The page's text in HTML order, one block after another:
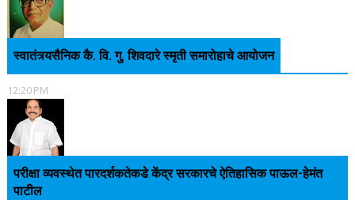
स्वातंत्र्यसैनिक कै. वि. गु. शिवदारे स्मृती समारोहाचे आयोजन
12:20 PM
परीक्षा व्यवस्थेत पारदर्शकतेकडे केंद्र सरकारचे ऐतिहासिक पाऊल-हेमंत
पाटील